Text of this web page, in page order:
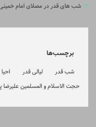
شب های قدر در مصلای امام
برچسب‌ها
شب قدر لیالی قدر احیا
حجت الاسلام و المسلمین علیرضا